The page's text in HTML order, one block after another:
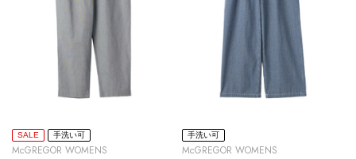
SALE 手洗い可
McGREGOR WOMENS
手洗い可
McGREGOR WOMENS